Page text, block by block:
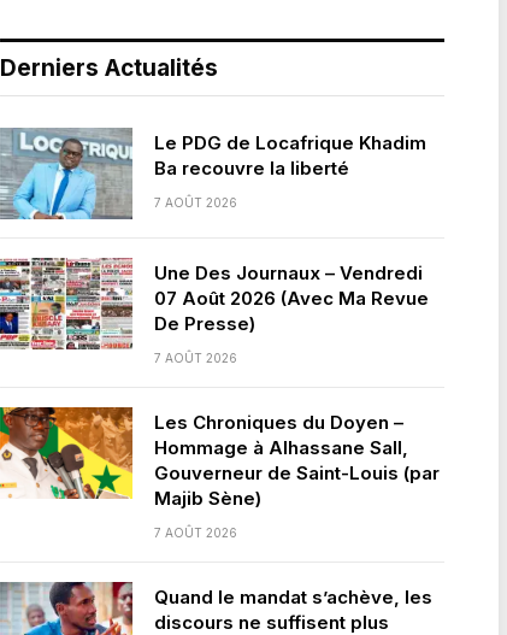
Derniers Actualités
Le PDG de Locafrique Khadim
Ba recouvre la liberté
7 AOÛT 2026
Une Des Journaux – Vendredi
07 Août 2026 (Avec Ma Revue
De Presse)
7 AOÛT 2026
Les Chroniques du Doyen –
Hommage à Alhassane Sall,
Gouverneur de Saint-Louis (par
Majib Sène)
7 AOÛT 2026
Quand le mandat s’achève, les
discours ne suffisent plus